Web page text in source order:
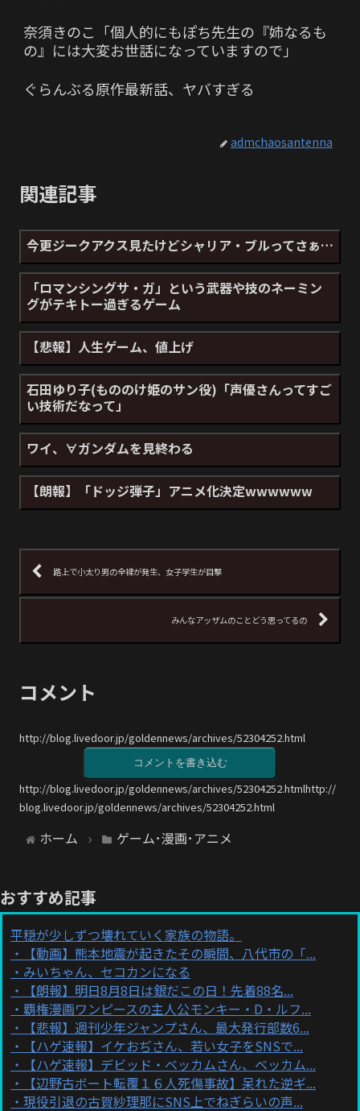
奈須きのこ「個人的にもぽち先生の『姉なるも
の』には大変お世話になっていますので」
ぐらんぶる原作最新話、ヤバすぎる
admchaosantenna
関連記事
今更ジークアクス見たけどシャリア・ブルってさぁ…
「ロマンシングサ・ガ」という武器や技のネーミン
グがテキトー過ぎるゲーム
【悲報】人生ゲーム、値上げ
石田ゆり子(もののけ姫のサン役)「声優さんってすご
い技術だなって」
ワイ、∀ガンダムを見終わる
【朗報】「ドッジ弾子」アニメ化決定wwwwww
路上で小太り男の全裸が発生、女子学生が目撃
みんなアッザムのことどう思ってるの
コメント
http://blog.livedoor.jp/goldennews/archives/52304252.html
コメントを書き込む
http://blog.livedoor.jp/goldennews/archives/52304252.htmlhttp://
blog.livedoor.jp/goldennews/archives/52304252.html
ホーム ゲーム･漫画･アニメ
おすすめ記事
平穏が少しずつ壊れていく家族の物語。
【動画】熊本地震が起きたその瞬間、八代市の「...
みいちゃん、セコカンになる
【朗報】明日8月8日は銀だこの日！先着88名...
覇権漫画ワンピースの主人公モンキー・D・ルフ...
【悲報】週刊少年ジャンプさん、最大発行部数6...
【ハゲ速報】イケおぢさん、若い女子をSNSで...
【ハゲ速報】デビッド・ベッカムさん、ベッカム...
【辺野古ボート転覆１６人死傷事故】呆れた逆ギ...
現役引退の古賀紗理那にSNS上でねぎらいの声...